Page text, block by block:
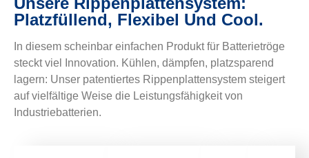
Platzfüllend, Flexibel Und Cool.
In diesem scheinbar einfachen Produkt für Batterietröge
steckt viel Innovation. Kühlen, dämpfen, platzsparend
lagern: Unser patentiertes Rippenplattensystem steigert
auf vielfältige Weise die Leistungsfähigkeit von
Industriebatterien.